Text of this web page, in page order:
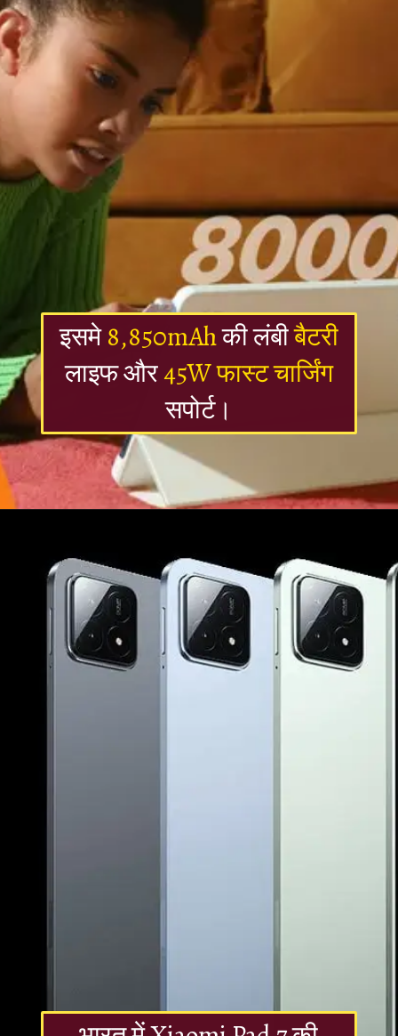
इसमे8,850mAhकी लंबीबैटरी
लाइफ और45W फास्ट चार्जिंग
सपोर्ट।